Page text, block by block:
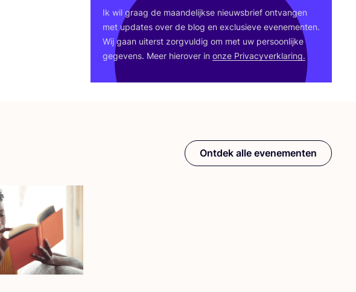
Ik wil graag de maan­de­lijk­se nieuws­brief ont­van­gen
met upda­tes over de blog en exclu­sie­ve eve­ne­men­ten.
Wij gaan uiterst zorg­vul­dig om met uw per­soon­lij­ke
gege­vens. Meer hier­over in onze Pri­va­cy­ver­kla­ring.
Ontdek alle evenementen